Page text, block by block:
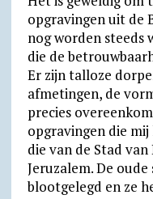
opgravingen uit de
nog worden steeds
die de
Er zijn talloze
afmetingen, de
precies
opgravingen die
die van de Stad
Jeruzalem. De
blootgelegd en ze